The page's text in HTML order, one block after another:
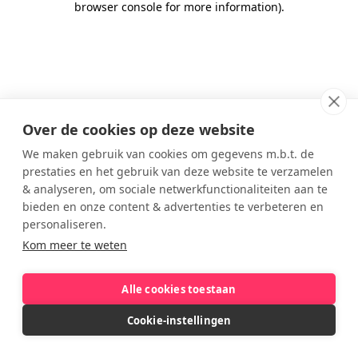
Over de cookies op deze website
We maken gebruik van cookies om gegevens m.b.t. de
prestaties en het gebruik van deze website te verzamelen
& analyseren, om sociale netwerkfunctionaliteiten aan te
bieden en onze content & advertenties te verbeteren en
personaliseren.
Kom meer te weten
Alle cookies toestaan
Cookie-instellingen
browser console for more information).